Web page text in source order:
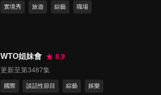
愛人？VOLVO告訴你 Ft.匯勝
面：日本賽車文化總整理，愛
第106集 這才是最棒的VOLVO
實境秀 旅遊 綜藝 職場
WTO姐妹會
8.9
更新至第3487集
國際 談話性節目 綜藝 娛樂